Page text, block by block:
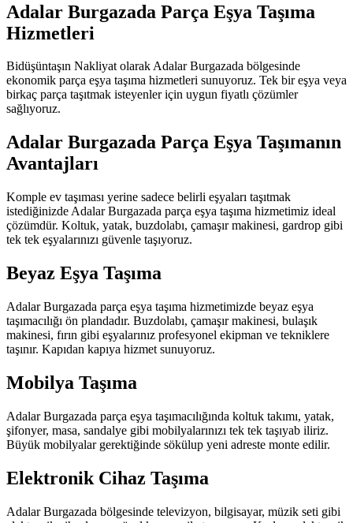
Adalar Burgazada Parça Eşya Taşıma
Hizmetleri
Bidüşüntaşın Nakliyat olarak Adalar Burgazada bölgesinde
ekonomik parça eşya taşıma hizmetleri sunuyoruz. Tek bir eşya veya
birkaç parça taşıtmak isteyenler için uygun fiyatlı çözümler
sağlıyoruz.
Adalar Burgazada Parça Eşya Taşımanın
Avantajları
Komple ev taşıması yerine sadece belirli eşyaları taşıtmak
istediğinizde Adalar Burgazada parça eşya taşıma hizmetimiz ideal
çözümdür. Koltuk, yatak, buzdolabı, çamaşır makinesi, gardrop gibi
tek tek eşyalarınızı güvenle taşıyoruz.
Beyaz Eşya Taşıma
Adalar Burgazada parça eşya taşıma hizmetimizde beyaz eşya
taşımacılığı ön plandadır. Buzdolabı, çamaşır makinesi, bulaşık
makinesi, fırın gibi eşyalarınız profesyonel ekipman ve tekniklere
taşınır. Kapıdan kapıya hizmet sunuyoruz.
Mobilya Taşıma
Adalar Burgazada parça eşya taşımacılığında koltuk takımı, yatak,
şifonyer, masa, sandalye gibi mobilyalarınızı tek tek taşıyab iliriz.
Büyük mobilyalar gerektiğinde sökülup yeni adreste monte edilir.
Elektronik Cihaz Taşıma
Adalar Burgazada bölgesinde televizyon, bilgisayar, müzik seti gibi